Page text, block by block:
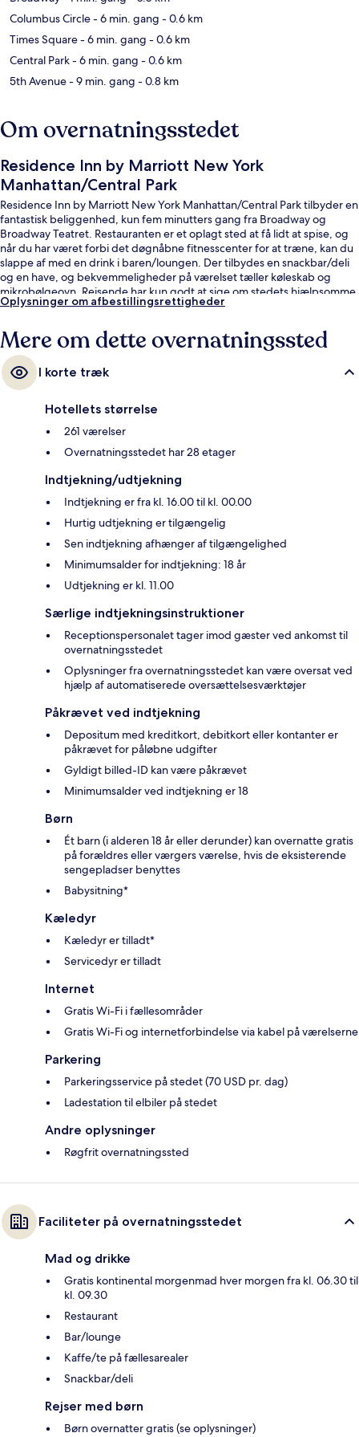
Columbus Circle- 6 min. gang - 0.6 km
Times Square- 6 min. gang - 0.6 km
Central Park- 6 min. gang - 0.6 km
5th Avenue- 9 min. gang - 0.8 km
Om overnatningsstedet
Residence Inn by Marriott New York
Manhattan/Central Park
Residence Inn by Marriott New York Manhattan/Central Park tilbyder en
fantastisk beliggenhed, kun fem minutters gang fra Broadway og
Broadway Teatret. Restauranten er et oplagt sted at få lidt at spise, og
når du har været forbi det døgnåbne fitnesscenter for at træne, kan du
slappe af med en drink i baren/loungen. Der tilbydes en snackbar/deli
og en have, og bekvemmeligheder på værelset tæller køleskab og
mikrobølgeovn. Rejsende har kun godt at sige om stedets hjælpsomme
personale og morgenmad. Overnatningsstedet ligger kun en kort gåtur
væk og 57 St. - 7 Av. Subwaystation ligger 3 minutter derfra.
Oplysninger om afbestillingsrettigheder
Mere om dette overnatningssted
I korte træk
Hotellets størrelse
261 værelser
Overnatningsstedet har 28 etager
Indtjekning/udtjekning
Indtjekning er fra kl. 16.00 til kl. 00.00
Hurtig udtjekning er tilgængelig
Sen indtjekning afhænger af tilgængelighed
Minimumsalder for indtjekning: 18 år
Udtjekning er kl. 11.00
Særlige indtjekningsinstruktioner
Receptionspersonalet tager imod gæster ved ankomst til
overnatningsstedet
Oplysninger fra overnatningsstedet kan være oversat ved
hjælp af automatiserede oversættelsesværktøjer
Påkrævet ved indtjekning
Depositum med kreditkort, debitkort eller kontanter er
påkrævet for påløbne udgifter
Gyldigt billed-ID kan være påkrævet
Minimumsalder ved indtjekning er 18
Børn
Ét barn (i alderen 18 år eller derunder) kan overnatte gratis
på forældres eller værgers værelse, hvis de eksisterende
sengepladser benyttes
Babysitning*
Kæledyr
Kæledyr er tilladt*
Servicedyr er tilladt
Internet
Gratis Wi-Fi i fællesområder
Gratis Wi-Fi og internetforbindelse via kabel på værelserne
Parkering
Parkeringsservice på stedet (70 USD pr. dag)
Ladestation til elbiler på stedet
Andre oplysninger
Røgfrit overnatningssted
Faciliteter på overnatningsstedet
Mad og drikke
Gratis kontinental morgenmad hver morgen fra kl. 06.30 til
kl. 09.30
Restaurant
Bar/lounge
Kaffe/te på fællesarealer
Snackbar/deli
Rejser med børn
Børn overnatter gratis (se oplysninger)